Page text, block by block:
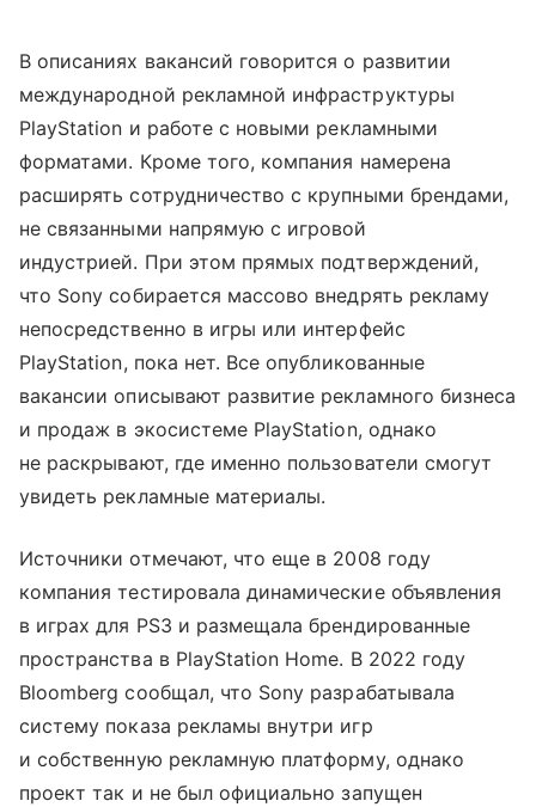
В описаниях вакансий говорится о развитии
международной рекламной инфраструктуры
PlayStation и работе с новыми рекламными
форматами. Кроме того, компания намерена
расширять сотрудничество с крупными брендами,
не связанными напрямую с игровой
индустрией. При этом прямых подтверждений,
что Sony собирается массово внедрять рекламу
непосредственно в игры или интерфейс
PlayStation, пока нет. Все опубликованные
вакансии описывают развитие рекламного бизнеса
и продаж в экосистеме PlayStation, однако
не раскрывают, где именно пользователи смогут
увидеть рекламные материалы.
Источники отмечают, что еще в 2008 году
компания тестировала динамические объявления
в играх для PS3 и размещала брендированные
пространства в PlayStation Home. В 2022 году
Bloomberg сообщал, что Sony разрабатывала
систему показа рекламы внутри игр
и собственную рекламную платформу, однако
проект так и не был официально запущен